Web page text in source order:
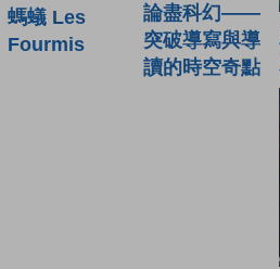
螞蟻 Les
Fourmis
論盡科幻——
突破導寫與導
讀的時空奇點